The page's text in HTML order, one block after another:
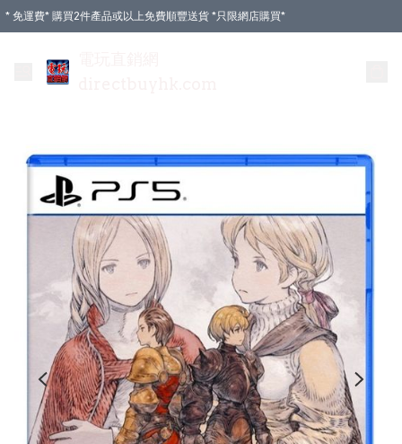
* 免運費* 購買2件產品或以上免費順豐送貨 *只限網店購買*